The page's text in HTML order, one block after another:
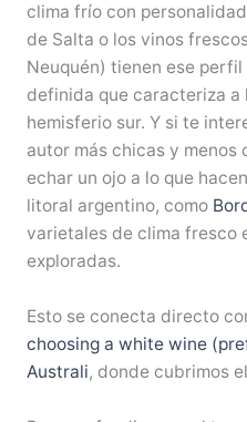
clima frío con
de Salta o los vinos
Neuquén) tienen ese
definida que caracteriza a
hemisferio sur. Y si te
autor más chicas y menos
echar un ojo a lo que
litoral argentino, como
varietales de clima fresco
exploradas.
Esto se conecta directo
choosing a white wine
Australi, donde cubrimos